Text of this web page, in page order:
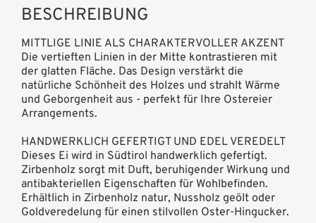
BESCHREIBUNG
MITTLIGE LINIE ALS CHARAKTERVOLLER AKZENT
Die vertieften Linien in der Mitte kontrastieren mit
der glatten Fläche. Das Design verstärkt die
natürliche Schönheit des Holzes und strahlt Wärme
und Geborgenheit aus - perfekt für Ihre Ostereier
Arrangements.
HANDWERKLICH GEFERTIGT UND EDEL VEREDELT
Dieses Ei wird in Südtirol handwerklich gefertigt.
Zirbenholz sorgt mit Duft, beruhigender Wirkung und
antibakteriellen Eigenschaften für Wohlbefinden.
Erhältlich in Zirbenholz natur, Nussholz geölt oder
Goldveredelung für einen stilvollen Oster-Hingucker.